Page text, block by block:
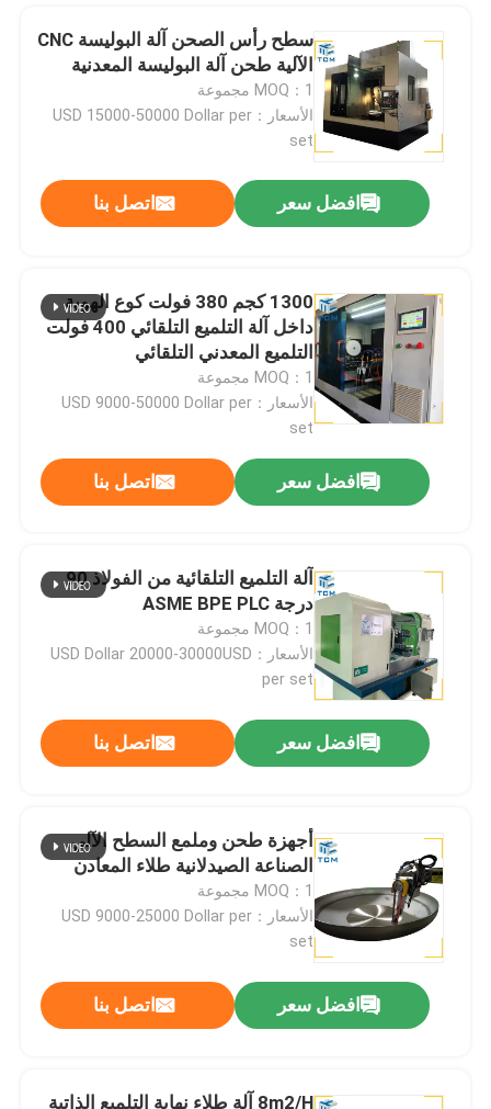
المنزل
حولنا
جولة في المصنع
مراقبة الجودة
أخبار
القضايا
اطلب عرض أسعار
آلة تلميع الخزان
سطح رأس الصحن آلة البوليسة CNC
الآلية طحن آلة البوليسة المعدنية
MOQ：1 مجموعة
الأسعار：USD 15000-50000 Dollar per
set
افضل سعر اتصل بنا
1300 كجم 380 فولت كوع الهوية
داخل آلة التلميع التلقائي 400 فولت
التلميع المعدني التلقائي
MOQ：1 مجموعة
الأسعار：USD 9000-50000 Dollar per
set
افضل سعر اتصل بنا
آلة التلميع التلقائية من الفولاذ 90
درجة ASME BPE PLC
MOQ：1 مجموعة
الأسعار：USD Dollar 20000-30000USD
per set
افضل سعر اتصل بنا
أجهزة طحن وملمع السطح الآلي
الصناعة الصيدلانية طلاء المعادن
MOQ：1 مجموعة
الأسعار：USD 9000-25000 Dollar per
set
افضل سعر اتصل بنا
8m2/H آلة طلاء نهاية التلميع الذاتية